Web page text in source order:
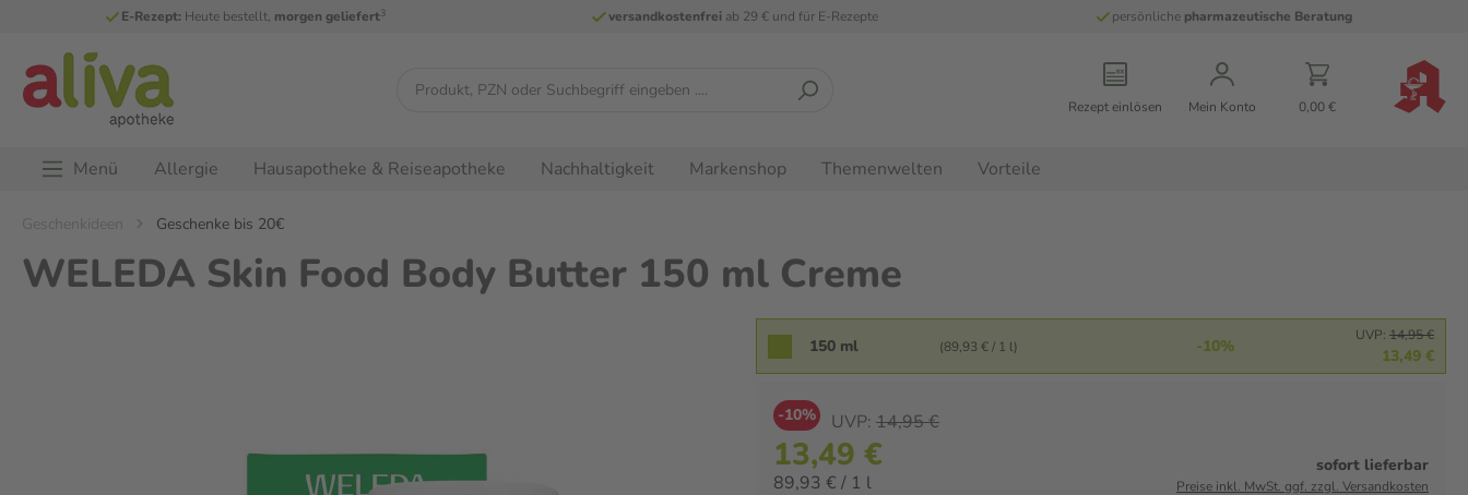
E-Rezept: Heute bestellt, morgen geliefert3 versandkostenfreiab 29 € und für E-Rezepte persönliche pharmazeutische Beratung
Rezept einlösen Mein Konto 0,00 €
Menü Allergie Hausapotheke & Reiseapotheke Nachhaltigkeit Markenshop Themenwelten Vorteile
Geschenkideen Geschenke bis 20€
WELEDA Skin Food Body Butter 150 ml Creme
150 ml (89,93 € / 1 l) -10%
UVP: 14,95 €
13,49 €
-10% UVP: 14,95 €
13,49 €
89,93 € / 1 l
sofort lieferbar
Preise inkl. MwSt. ggf. zzgl. Versandkosten